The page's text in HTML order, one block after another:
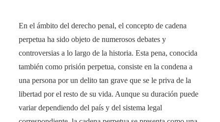
En el ámbito del derecho penal, el concepto de cadena
perpetua ha sido objeto de numerosos debates y
controversias a lo largo de la historia. Esta pena, conocida
también como prisión perpetua, consiste en la condena a
una persona por un delito tan grave que se le priva de la
libertad por el resto de su vida. Aunque su duración puede
variar dependiendo del país y del sistema legal